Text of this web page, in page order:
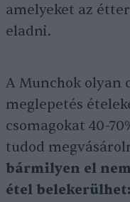
amelyeket az
eladni.
A Munchok olyan
meglepetés
csomagokat 40-
tudod
bármilyen el
étel